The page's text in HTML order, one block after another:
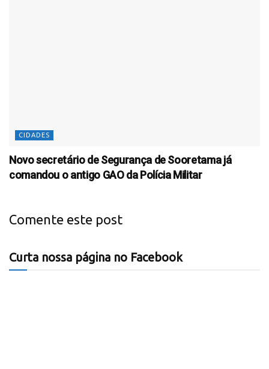
CIDADES
Novo secretário de Segurança de Sooretama já
comandou o antigo GAO da Polícia Militar
Comente este post
Curta nossa página no Facebook